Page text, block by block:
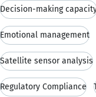
Decision-making
Emotional management
Satellite sensor analysis
Regulatory Compliance